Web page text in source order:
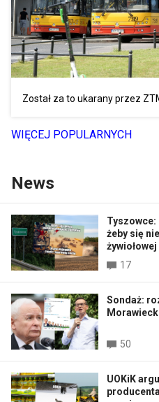
Został za to ukarany przez
WIĘCEJ POPULARNYCH
News
żeby się
żywiołowej
17
Sondaż:
50
UOKiK